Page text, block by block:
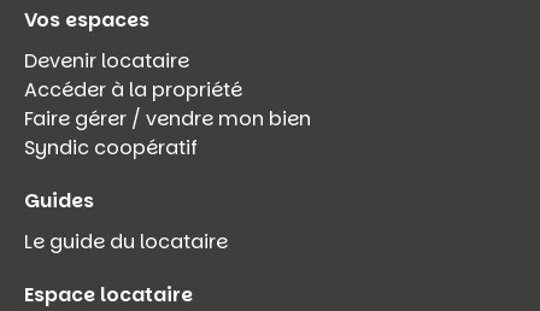
Vos espaces
Devenir locataire
Accéder à la propriété
Faire gérer / vendre mon bien
Syndic coopératif
Guides
Le guide du locataire
Espace locataire